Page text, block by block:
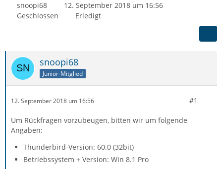
snoopi68
12. September 2018 um 16:56
Geschlossen
Erledigt
snoopi68
Junior-Mitglied
12. September 2018 um 16:56 #1
Um Rückfragen vorzubeugen, bitten wir um folgende
Angaben:
Thunderbird-Version: 60.0 (32bit)
Betriebssystem + Version: Win 8.1 Pro